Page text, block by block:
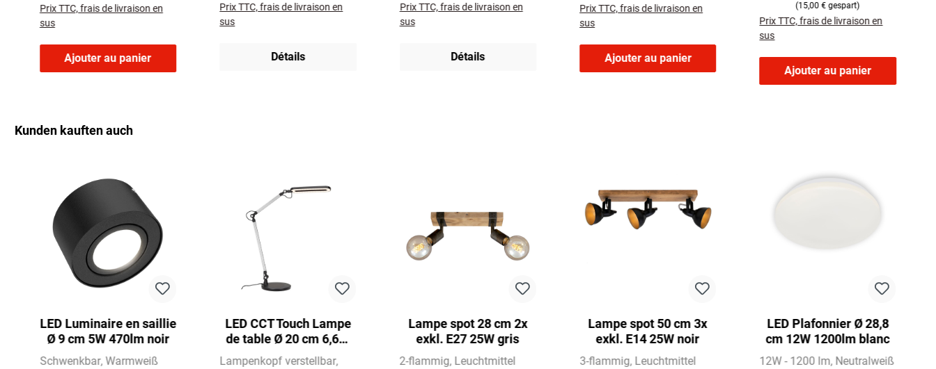
Prix TTC, frais de livraison en
sus
Ajouter au panier
Prix TTC, frais de livraison en
sus
Détails
Prix TTC, frais de livraison en
sus
Détails
Prix TTC, frais de livraison en
sus
Ajouter au panier
(15,00 € gespart)
Prix TTC, frais de livraison en
sus
Ajouter au panier
Kunden kauften auch
LED Luminaire en saillie
Ø 9 cm 5W 470lm noir
Schwenkbar Warmweiß
LED CCT Touch Lampe
de table Ø 20 cm 6,6W
700lm noir
Lampenkopf verstellbar
Lampe spot 28 cm 2x
exkl. E27 25W gris
2-flammig Leuchtmittel
Lampe spot 50 cm 3x
exkl. E14 25W noir
3-flammig Leuchtmittel
LED Plafonnier Ø 28,8
cm 12W 1200lm blanc
12W - 1200 lm Neutralweiß